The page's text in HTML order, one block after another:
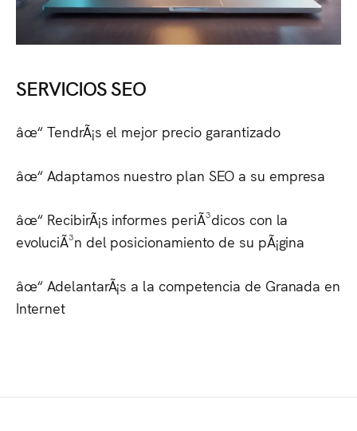
SERVICIOS SEO
âœ“ TendrÃ¡s el mejor precio garantizado
âœ“ Adaptamos nuestro plan SEO a su empresa
âœ“ RecibirÃ¡s informes periÃ³dicos con la
evoluciÃ³n del posicionamiento de su pÃ¡gina
âœ“ AdelantarÃ¡s a la competencia de Granada en
Internet